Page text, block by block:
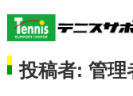
投稿者: 管理